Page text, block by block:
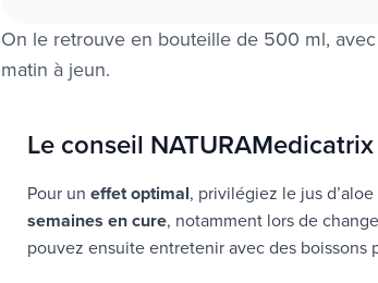
On le retrouve en bouteille de 500 ml,
matin à jeun.
Le conseil NATURAMedicatrix
Pour un effet optimal, privilégiez le jus
semaines en cure, notamment lors de
pouvez ensuite entretenir avec des